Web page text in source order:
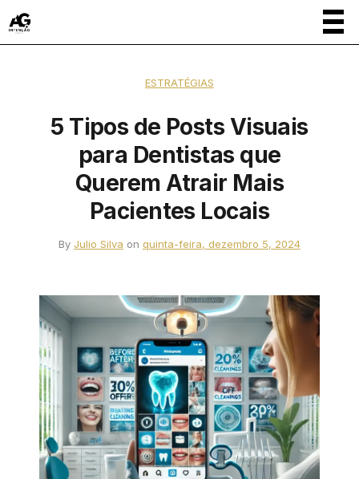
ESTRATÉGIAS
5 Tipos de Posts Visuais
para Dentistas que
Querem Atrair Mais
Pacientes Locais
By Julio Silva on quinta-feira, dezembro 5, 2024